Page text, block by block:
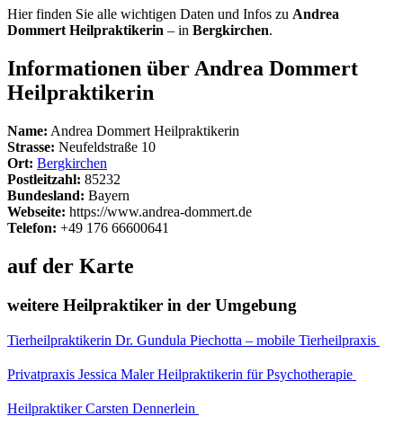
Hier finden Sie alle wichtigen Daten und Infos zu Andrea
Dommert Heilpraktikerin – in Bergkirchen.
Informationen über Andrea Dommert
Heilpraktikerin
Name: Andrea Dommert Heilpraktikerin
Strasse: Neufeldstraße 10
Ort: Bergkirchen
Postleitzahl: 85232
Bundesland: Bayern
Webseite: https://www.andrea-dommert.de
Telefon: +49 176 66600641
auf der Karte
weitere Heilpraktiker in der Umgebung
Tierheilpraktikerin Dr. Gundula Piechotta – mobile Tierheilpraxis
Privatpraxis Jessica Maler Heilpraktikerin für Psychotherapie
Heilpraktiker Carsten Dennerlein